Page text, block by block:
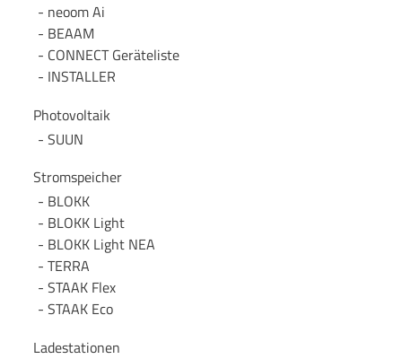
neoom Ai
BEAAM
CONNECT Geräteliste
INSTALLER
Photovoltaik
SUUN
Stromspeicher
BLOKK
BLOKK Light
BLOKK Light NEA
TERRA
STAAK Flex
STAAK Eco
Ladestationen